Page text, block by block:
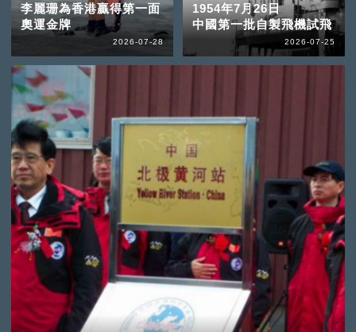
李麗珊為香港贏得第一面
奧運金牌
2026-07-28
1954年7月26日
中國第一批自製飛機試飛
2026-07-25